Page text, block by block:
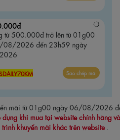
từ 500.000đ trở lên từ 01g00
08/2026 đến 23h59 ngày
Sao chép mã
mãi từ 01g00 ngày 06/08/2026
khi mua tại website chính hãng
khuyến mãi khác trên website